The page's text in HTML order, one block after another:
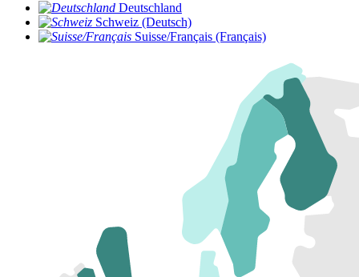
Deutschland
Schweiz (Deutsch)
Suisse/Français (Français)